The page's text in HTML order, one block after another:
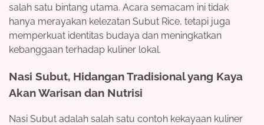
salah satu bintang utama. Acara semacam ini tidak
hanya merayakan kelezatan Subut Rice, tetapi juga
memperkuat identitas budaya dan meningkatkan
kebanggaan terhadap kuliner lokal.
Nasi Subut, Hidangan Tradisional yang Kaya
Akan Warisan dan Nutrisi
Nasi Subut adalah salah satu contoh kekayaan kuliner